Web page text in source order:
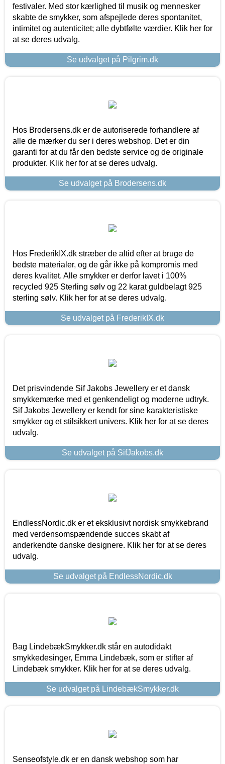
festivaler. Med stor kærlighed til musik og mennesker
skabte de smykker, som afspejlede deres spontanitet,
intimitet og autenticitet; alle dybtfølte værdier. Klik her for
at se deres udvalg.
Se udvalget på Pilgrim.dk
Hos Brodersens.dk er de autoriserede forhandlere af
alle de mærker du ser i deres webshop. Det er din
garanti for at du får den bedste service og de originale
produkter. Klik her for at se deres udvalg.
Se udvalget på Brodersens.dk
Hos FrederikIX.dk stræber de altid efter at bruge de
bedste materialer, og de går ikke på kompromis med
deres kvalitet. Alle smykker er derfor lavet i 100%
recycled 925 Sterling sølv og 22 karat guldbelagt 925
sterling sølv. Klik her for at se deres udvalg.
Se udvalget på FrederikIX.dk
Det prisvindende Sif Jakobs Jewellery er et dansk
smykkemærke med et genkendeligt og moderne udtryk.
Sif Jakobs Jewellery er kendt for sine karakteristiske
smykker og et stilsikkert univers. Klik her for at se deres
udvalg.
Se udvalget på SifJakobs.dk
EndlessNordic.dk er et eksklusivt nordisk smykkebrand
med verdensomspændende succes skabt af
anderkendte danske designere. Klik her for at se deres
udvalg.
Se udvalget på EndlessNordic.dk
Bag LindebækSmykker.dk står en autodidakt
smykkedesinger, Emma Lindebæk, som er stifter af
Lindebæk smykker. Klik her for at se deres udvalg.
Se udvalget på LindebækSmykker.dk
Senseofstyle.dk er en dansk webshop som har